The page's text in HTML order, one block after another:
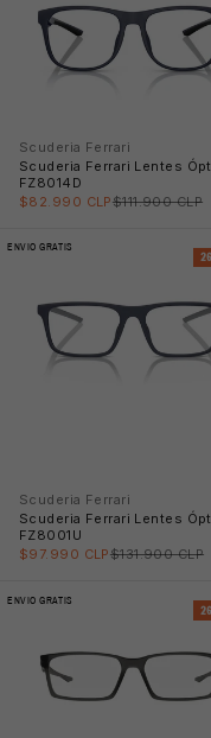
Scuderia Ferrari
Scuderia Ferrari Lentes
FZ8014D
Precio rebajado
$82.990 CLPPrecio normal
$111.900 CLP
ENVIO GRATIS
Scuderia Ferrari
Scuderia Ferrari Lentes
FZ8001U
Precio rebajado
$97.990 CLPPrecio normal
$131.900 CLP
ENVIO GRATIS